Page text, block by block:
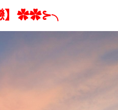
】✿✿⊱╮